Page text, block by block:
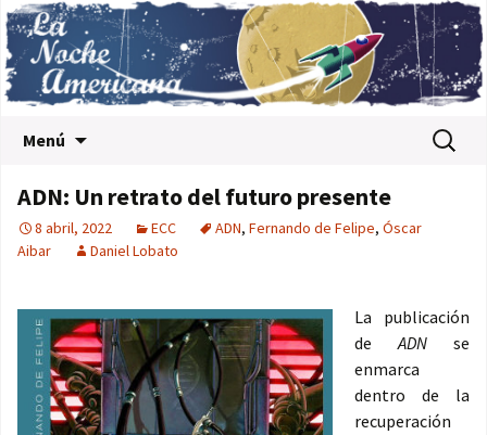
Menú Buscar:
ADN: Un retrato del futuro presente
8 abril, 2022 ECC ADN, Fernando de Felipe, Óscar
Aibar
Daniel Lobato
La publicación
de ADN se
enmarca
dentro de la
recuperación